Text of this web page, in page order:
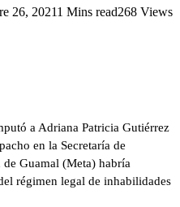
26, 20211 Mins read268 Views
a Adriana Patricia Gutiérrez
en la Secretaría de
Guamal (Meta) habría
régimen legal de inhabilidades